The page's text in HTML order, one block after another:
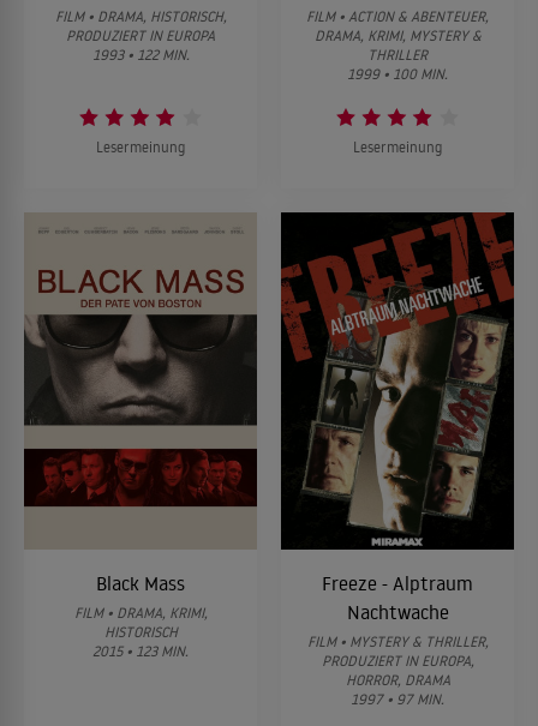
FILM • DRAMA, HISTORISCH,
PRODUZIERT IN EUROPA
1993 • 122 MIN.
Lesermeinung
FILM • ACTION & ABENTEUER,
DRAMA, KRIMI, MYSTERY &
THRILLER
1999 • 100 MIN.
Lesermeinung
Black Mass
FILM • DRAMA, KRIMI,
HISTORISCH
2015 • 123 MIN.
Freeze - Alptraum
Nachtwache
FILM • MYSTERY & THRILLER,
PRODUZIERT IN EUROPA,
HORROR, DRAMA
1997 • 97 MIN.